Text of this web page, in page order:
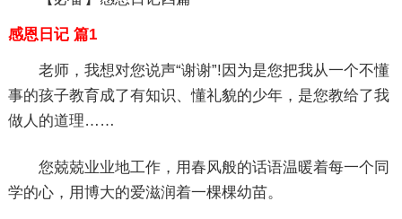
感恩日记 篇1
老师，我想对您说声“谢谢”!因为是您把我从一个不懂
事的孩子教育成了有知识、懂礼貌的少年，是您教给了我
做人的道理……
您兢兢业业地工作，用春风般的话语温暖着每一个同
学的心，用博大的爱滋润着一棵棵幼苗。